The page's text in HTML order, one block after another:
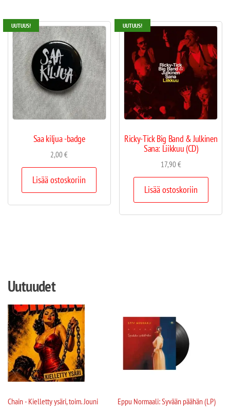
UUTUUS!
Saa kiljua -badge
2,00€
Lisää ostoskoriin
UUTUUS!
Ricky-Tick Big Band & Julkinen
Sana: Liikkuu (CD)
17,90€
Lisää ostoskoriin
Uutuudet
Chain - Kielletty ysäri, toim. Jouni
Eppu Normaali: Syvään päähän (LP)